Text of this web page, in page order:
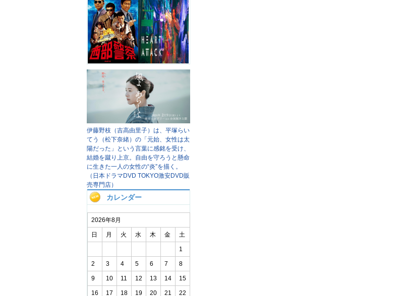
伊藤野枝（吉高由里子）は、平塚らい
てう（松下奈緒）の「元始、女性は太
陽だった」という言葉に感銘を受け、
結婚を蹴り上京。自由を守ろうと懸命
に生きた一人の女性の“炎”を描く。
（日本ドラマDVD TOKYO激安DVD販
売専門店）
カレンダー
2026年8月
日 月 火 水 木 金 土
1
2 3 4 5 6 7 8
9 10 11 12 13 14 15
16 17 18 19 20 21 22